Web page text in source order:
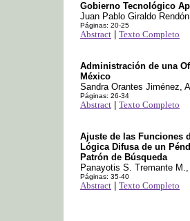
Gobierno Tecnológico
Juan Pablo Giraldo
Páginas: 20-25
Abstract Texto Completo
Administración de una
México
Sandra Orantes Jiménez,
Páginas: 26-34
Abstract Texto Completo
Ajuste de las Funciones
Lógica Difusa de un
Patrón de Búsqueda
Panayotis S. Tremante
Páginas: 35-40
Abstract Texto Completo